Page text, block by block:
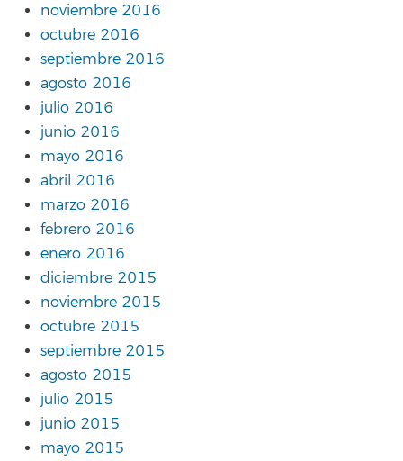
noviembre 2016
octubre 2016
septiembre 2016
agosto 2016
julio 2016
junio 2016
mayo 2016
abril 2016
marzo 2016
febrero 2016
enero 2016
diciembre 2015
noviembre 2015
octubre 2015
septiembre 2015
agosto 2015
julio 2015
junio 2015
mayo 2015